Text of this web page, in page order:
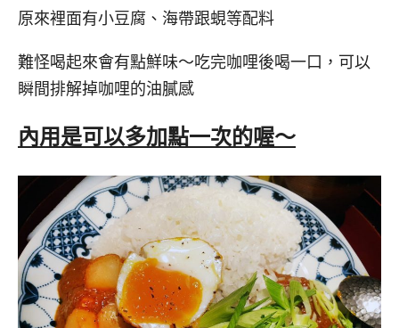
原來裡面有小豆腐、海帶跟蜆等配料
難怪喝起來會有點鮮味～吃完咖哩後喝一口，可以
瞬間排解掉咖哩的油膩感
內用是可以多加點一次的喔～